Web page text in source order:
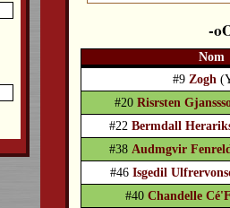
Nom
#9Zogh
#20Risrsten
#22 Bermdall
#38 Audmgvir
#46 Isgedil
#40Chandelle